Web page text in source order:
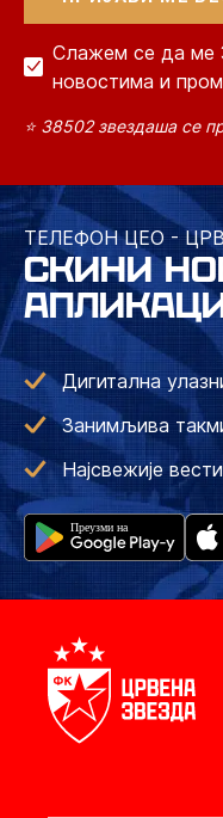
Слажем се да ме
новостима и
⭐ 38502 звездаша се
ТЕЛЕФОН ЦЕО -
СКИНИ
Дигитална
Занимљива
Најсвежије